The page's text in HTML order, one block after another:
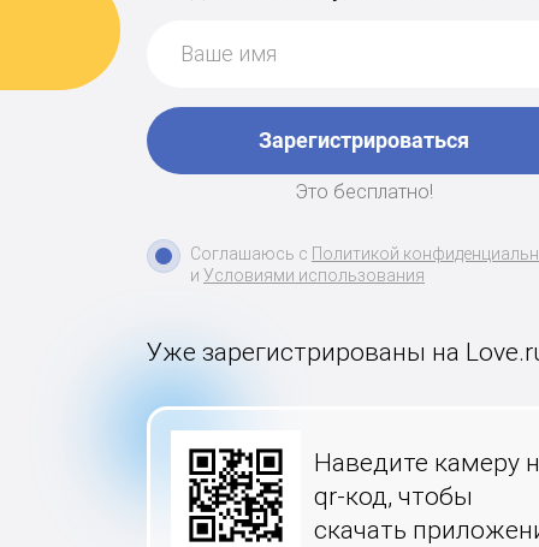
Зарегистрироваться
Это бесплатно!
Соглашаюсь с Политикой
и Условиями использования
Уже зарегистрированы на
Наведите камеру
qr-код, чтобы
скачать